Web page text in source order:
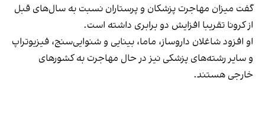
گفت میزان مهاجرت پزشکان و پرستاران نسبت به سال‌های قبل
از کرونا تقریبا افزایش دو برابری داشته است.
او افزود شاغلان داروساز، ماما، بینایی و شنوایی‌سنج، فیزیوتراپ
و سایر رشته‌های پزشکی نیز در حال مهاجرت به کشورهای
خارجی هستند.